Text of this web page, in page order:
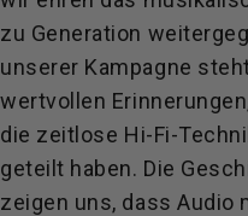
zu Generation
unserer Kampagne
wertvollen
die zeitlose Hi-Fi-
geteilt haben. Die
zeigen uns, dass Audio